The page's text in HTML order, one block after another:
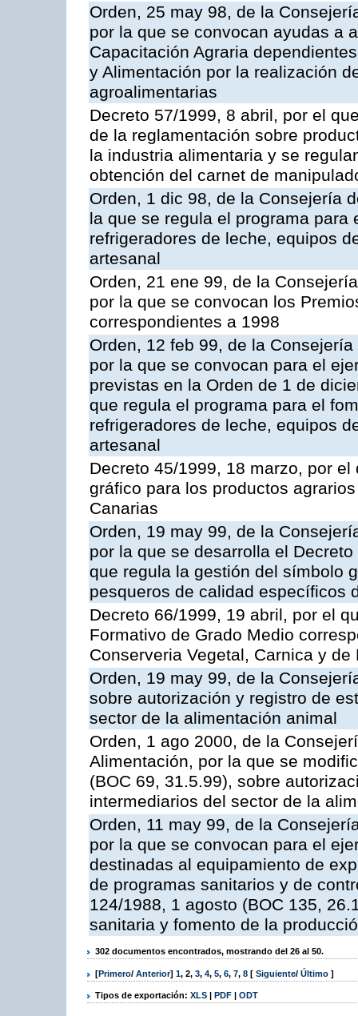
Orden, 25 may 98, de la
por la que se convocan ayudas a
Capacitación Agraria
y Alimentación por la realización
agroalimentarias
Decreto 57/1999, 8 abril, por el
de la reglamentación sobre
la industria alimentaria y se
obtención del carnet de
Orden, 1 dic 98, de la Consejería
la que se regula el programa
refrigeradores de leche, equipos
artesanal
Orden, 21 ene 99, de la
por la que se convocan los
correspondientes a 1998
Orden, 12 feb 99, de la
por la que se convocan para el
previstas en la Orden de 1 de
que regula el programa para el
refrigeradores de leche, equipos
artesanal
Decreto 45/1999, 18 marzo, por
gráfico para los productos
Canarias
Orden, 19 may 99, de la
por la que se desarrolla el
que regula la gestión del símbolo
pesqueros de calidad específicos
Decreto 66/1999, 19 abril, por el
Formativo de Grado Medio
Conserveria Vegetal, Carnica y de
Orden, 19 may 99, de la
sobre autorización y registro de
sector de la alimentación animal
Orden, 1 ago 2000, de la
Alimentación, por la que se
(BOC 69, 31.5.99), sobre
intermediarios del sector de la
Orden, 11 may 99, de la
por la que se convocan para el
destinadas al equipamiento de
de programas sanitarios y de
124/1988, 1 agosto (BOC 135,
sanitaria y fomento de la
302 documentos encontrados, mostrando del 26 al 50.
[Primero/ Anterior] 1, 2, 3, 4, 5, 6, 7, 8 [ Siguiente/ Último ]
Tipos de exportación: XLS | PDF | ODT